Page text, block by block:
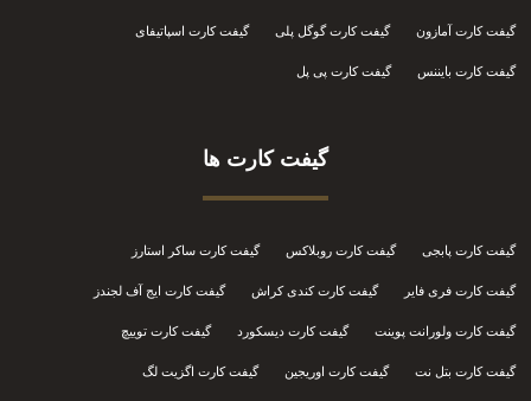
گیفت کارت آمازون گیفت کارت گوگل پلی گیفت کارت اسپاتیفای
گیفت کارت بایننس گیفت کارت پی پل
گیفت کارت ها
گیفت کارت پابجی گیفت کارت روبلاکس گیفت کارت ساکر استارز
گیفت کارت فری فایر گیفت کارت کندی کراش گیفت کارت ایج آف لجندز
گیفت کارت ولورانت پوینت گیفت کارت دیسکورد گیفت کارت توییچ
گیفت کارت بتل نت گیفت کارت اوریجین گیفت کارت اگزیت لگ